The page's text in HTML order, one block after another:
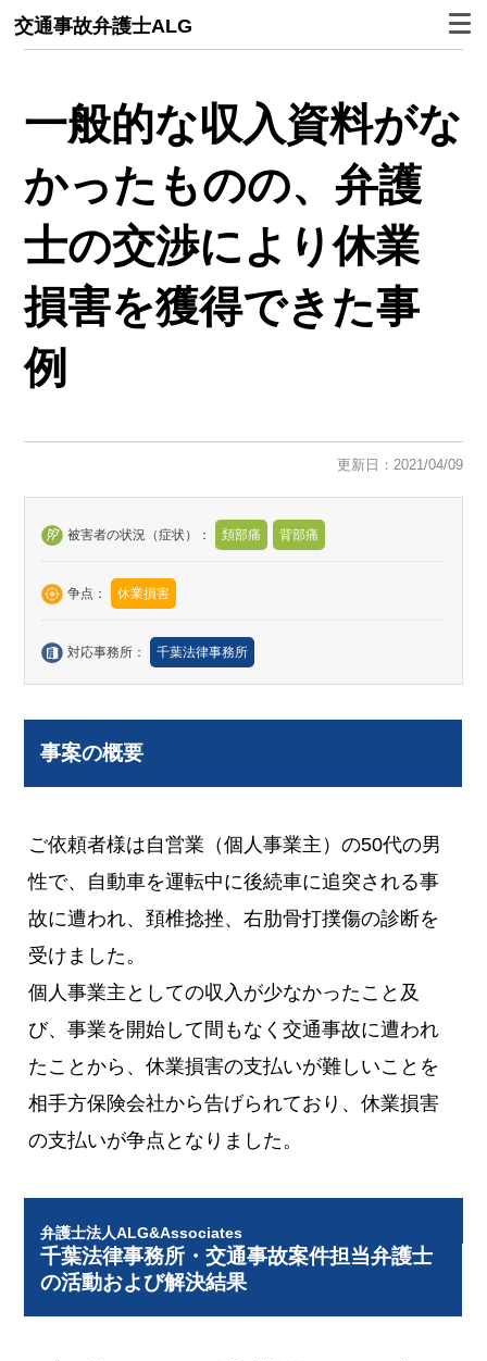
交通事故弁護士ALG
一般的な収入資料がな
かったものの、弁護
士の交渉により休業
損害を獲得できた事
例
更新日：2021/04/09
被害者の状況（症状）： 頚部痛 背部痛
争点： 休業損害
対応事務所： 千葉法律事務所
事案の概要
ご依頼者様は自営業（個人事業主）の50代の男
性で、自動車を運転中に後続車に追突される事
故に遭われ、頚椎捻挫、右肋骨打撲傷の診断を
受けました。
個人事業主としての収入が少なかったこと及
び、事業を開始して間もなく交通事故に遭われ
たことから、休業損害の支払いが難しいことを
相手方保険会社から告げられており、休業損害
の支払いが争点となりました。
弁護士法人ALG&Associates
千葉法律事務所・交通事故案件担当弁護士
の活動および解決結果